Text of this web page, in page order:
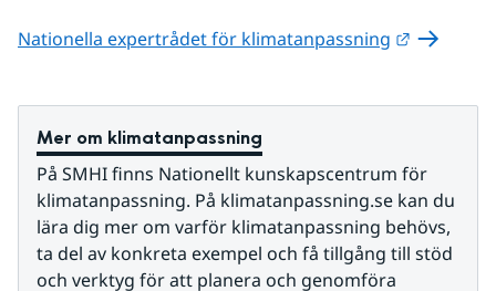
Nationella expertrådet för klimatanpassning Länk till
Mer om klimatanpassning
På SMHI finns Nationellt kunskapscentrum för
klimatanpassning. På klimatanpassning.se kan du
lära dig mer om varför klimatanpassning behövs,
ta del av konkreta exempel och få tillgång till stöd
och verktyg för att planera och genomföra